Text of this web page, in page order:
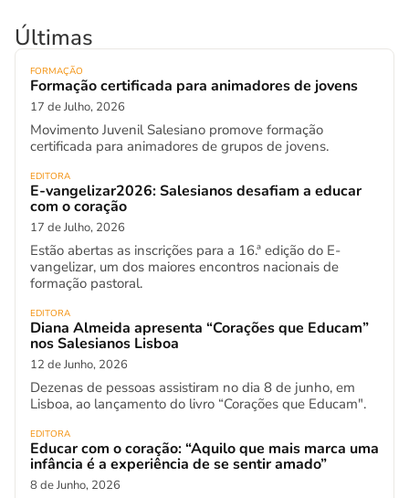
Últimas
FORMAÇÃO
Formação certificada para animadores de jovens
17 de Julho, 2026
Movimento Juvenil Salesiano promove formação
certificada para animadores de grupos de jovens.
EDITORA
E-vangelizar2026: Salesianos desafiam a educar
com o coração
17 de Julho, 2026
Estão abertas as inscrições para a 16.ª edição do E-
vangelizar, um dos maiores encontros nacionais de
formação pastoral.
EDITORA
Diana Almeida apresenta “Corações que Educam”
nos Salesianos Lisboa
12 de Junho, 2026
Dezenas de pessoas assistiram no dia 8 de junho, em
Lisboa, ao lançamento do livro “Corações que Educam".
EDITORA
Educar com o coração: “Aquilo que mais marca uma
infância é a experiência de se sentir amado”
8 de Junho, 2026